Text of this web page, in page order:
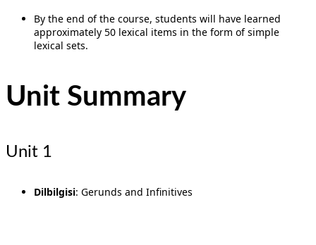
By the end of the course, students will have learned
approximately 50 lexical items in the form of simple
lexical sets.
Unit Summary
Unit 1
Dilbilgisi: Gerunds and Infinitives